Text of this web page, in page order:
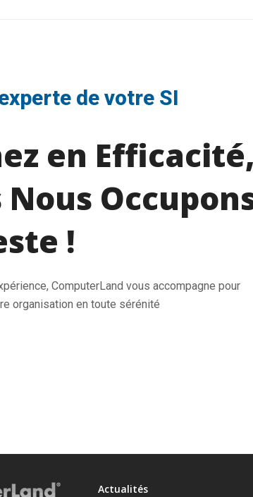
de votre SI
en Efficacité,
Nous
!
ComputerLand vous accompagne pour
organisation en toute sérénité
Actualités